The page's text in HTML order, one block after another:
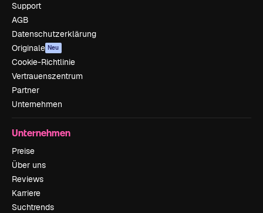
Support
AGB
Datenschutzerklärung
Originale Neu
Cookie-Richtlinie
Vertrauenszentrum
Partner
Unternehmen
Unternehmen
Preise
Über uns
Reviews
Karriere
Suchtrends